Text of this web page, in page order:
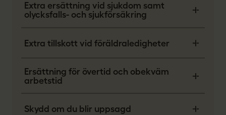
Extra ersättning vid sjukdom samt
olycksfalls- och sjukförsäkring
Extra tillskott vid föräldraledigheter
Ersättning för övertid och obekväm
arbetstid
Skydd om du blir uppsagd